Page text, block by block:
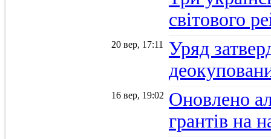
світового
20 вер, 17:11
Уряд
16 вер, 19:02 Оновлено
грантів на